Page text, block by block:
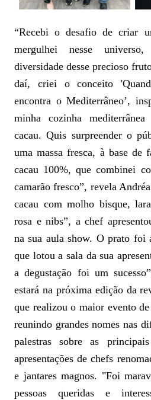
“Recebi o desafio de criar
mergulhei nesse
diversidade desse precioso
daí, criei o conceito
encontra o Mediterrâneo’,
minha cozinha
cacau. Quis surpreender o
uma massa fresca, à base de
cacau 100%, que combinei
camarão fresco”, revela
cacau com molho bisque,
rosa e nibs”, a chef
na sua aula show. O prato foi
que lotou a sala da sua
a degustação foi um
estará na próxima edição da
que realizou o maior evento
reunindo grandes nomes nas
palestras sobre as
apresentações de chefs
e jantares magnos. "Foi
pessoas queridas e